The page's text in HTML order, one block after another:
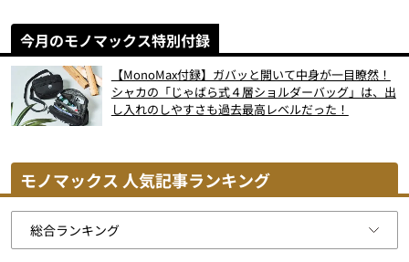
今月のモノマックス特別付録
【MonoMax付録】ガバッと開いて中身が一目瞭然！
シャカの「じゃばら式４層ショルダーバッグ」は、出
し入れのしやすさも過去最高レベルだった！
モノマックス 人気記事ランキング